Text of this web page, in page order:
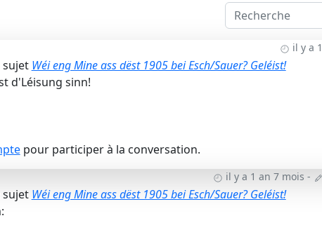
il y a
Wéi eng Mine ass dëst 1905 bei Esch/Sauer? Geléist!
d'Léisung sinn!
pour participer à la conversation.
il y a 1 an 7 mois -
Wéi eng Mine ass dëst 1905 bei Esch/Sauer? Geléist!